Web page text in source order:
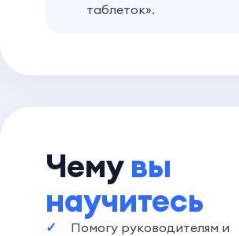
таблеток».
Чемувы
научитесь
Помогу руководителям и